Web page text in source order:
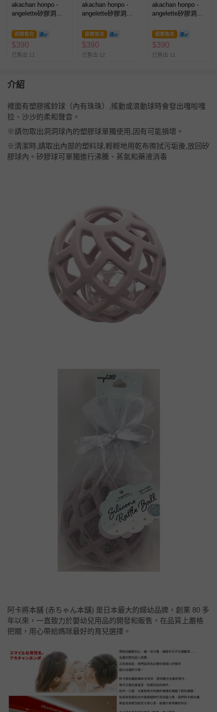
akachan honpo -
angelette矽膠洞洞
即將售完
$390
已售出 11
akachan honpo -
angelette矽膠洞洞
即將售完
$390
已售出 12
akachan honpo -
angelette矽膠洞洞
即將售完
$390
已售出 11
介紹
裡面有塑膠搖鈴球（內有珠珠）,搖動或滾動球時會發出嘎啦嘎
拉、沙沙的柔和聲音。
※請勿取出洞洞球內的塑膠球單獨使用,因有可能損壞。
※清潔時,請取出內部的塑料球,輕輕地用乾布擦拭污垢後,放回矽
膠球內。矽膠球可單獨進行沸騰、蒸氣和藥液消毒
阿卡將本舖 (赤ちゃん本舗) 是日本最大的婦幼品牌，創業 80 多
年以來，一直致力於嬰幼兒用品的開發和販售，在品質上嚴格
把關，用心帶給媽咪最好的育兒選擇。